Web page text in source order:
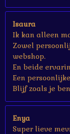
Isaura
Ik kan alleen
Zowel
webshop.
En beide
Een
Blijf zoals je
Enya
Super lieve